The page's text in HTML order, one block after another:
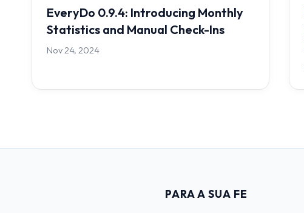
EveryDo 0.9.4: Introducing Monthly
Statistics and Manual Check-Ins
Nov 24, 2024
PARA A SUA FE